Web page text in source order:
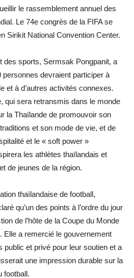
le rassemblement annuel des
Le 74e congrès de la FIFA se
Sirikit National Convention Center.
des sports, Sermsak Pongpanit, a
personnes devraient participer à
et à d’autres activités connexes.
qui sera retransmis dans le monde
la Thaïlande de promouvoir son
et son mode de vie, et de
et le « soft power »
les athlètes thaïlandais et
de jeunes de la région.
thaïlandaise de football,
qu’un des points à l’ordre du jour
de l’hôte de la Coupe du Monde
Elle a remercié le gouvernement
public et privé pour leur soutien et a
une impression durable sur la
football.